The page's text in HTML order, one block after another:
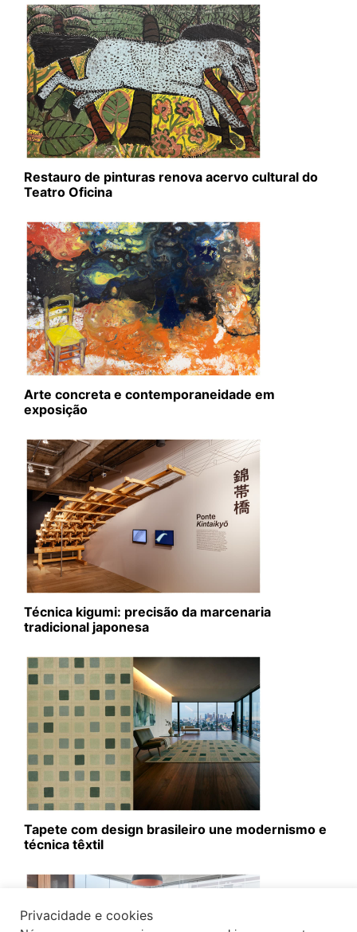
Restauro de pinturas renova acervo cultural do
Teatro Oficina
Arte concreta e contemporaneidade em
exposição
Técnica kigumi: precisão da marcenaria
tradicional japonesa
Tapete com design brasileiro une modernismo e
técnica têxtil
Privacidade e cookies